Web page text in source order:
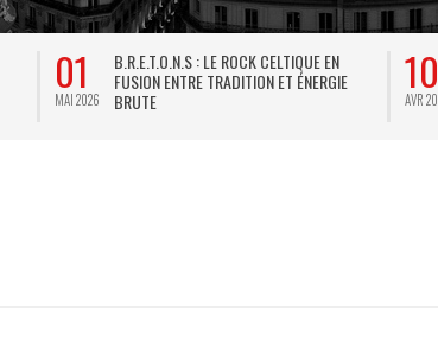
01
MAI 2026
B.R.E.T.O.N.S : LE ROCK CELTIQUE EN
FUSION ENTRE TRADITION ET ÉNERGIE
BRUTE
10
AVR